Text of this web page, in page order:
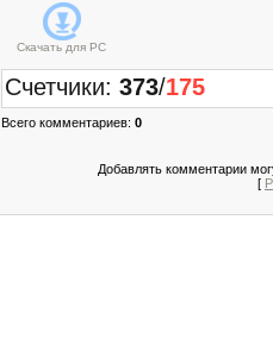
Скачать для PC
Счетчики: 373/175
Всего комментариев: 0
Добавлять комментарии
[